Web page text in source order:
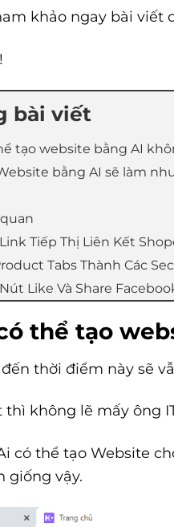
khảo ngay bài viết
bài viết
tạo website bằng AI
bằng AI sẽ làm
Tiếp Thị Liên Kết
Tabs Thành Các
Like Và Share
thể tạo
thời điểm này sẽ
thì không lẽ mấy ông
có thể tạo Website
giống vậy.